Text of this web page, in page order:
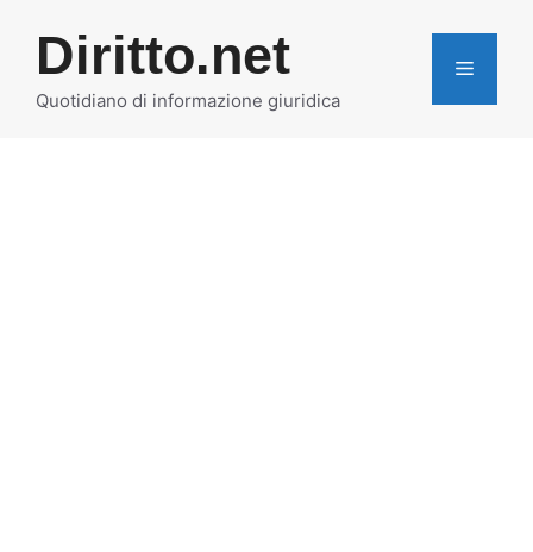
contenuto
Diritto.net
Quotidiano di informazione giuridica
MENU